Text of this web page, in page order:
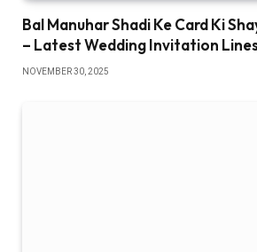
Bal Manuhar Shadi Ke Card Ki
– Latest Wedding Invitation
NOVEMBER 30, 2025